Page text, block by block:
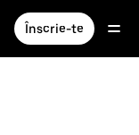
Înscrie-te